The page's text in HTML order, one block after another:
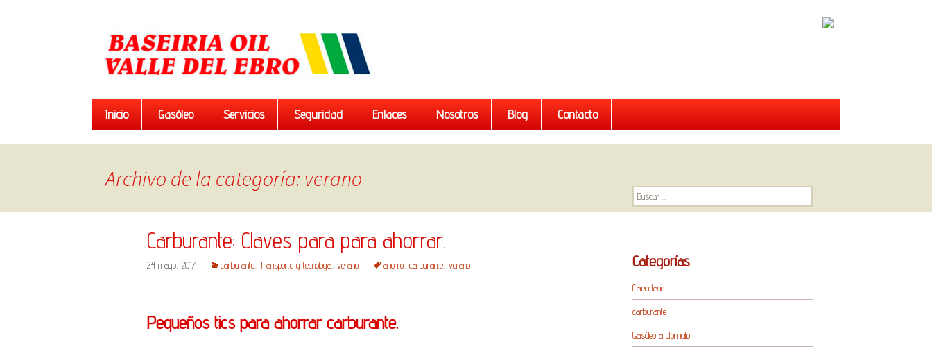
Inicio Gasóleo Servicios Seguridad Enlaces Nosotros Blog Contacto
Archivo de la categoría: verano
Carburante: Claves para para ahorrar.
24 mayo, 2017 carburante ,Transporte y tecnología verano ahorro carburante verano
Pequeños tics para ahorrar carburante.
Buscar:
Categorías
Calendario
carburante
Gasóleo a domicilio